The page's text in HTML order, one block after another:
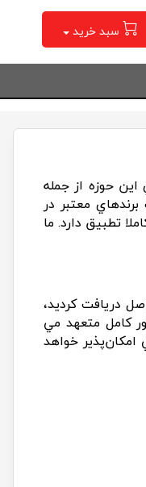
سبد خرید
اين حوزه از جمله
معتبر در
تطبيق دارد. ما
دريافت کرديد،
کامل متعهد مي
امکان‌پذير خواهد